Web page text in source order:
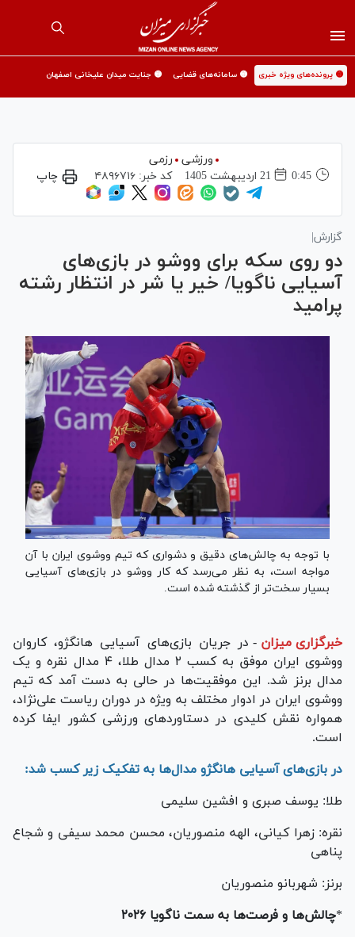
🟡 پرونده‌های ویژه خبری 🟡 سامانه‌های قضایی 🟡 جنایت میدان علیخانی اصفهان
ورزشی
رزمی
0:45
21 ارديبهشت 1405 کد خبر:۴۸۹۶۷۱۶ چاپ
گزارش|
دو روی سکه برای ووشو در بازی‌های
آسیایی ناگویا/ خیر یا شر در انتظار رشته
پرامید
با توجه به چالش‌های دقیق و دشواری که تیم ووشوی ایران با آن
مواجه است، به نظر می‌رسد که کار ووشو در بازی‌های آسیایی
بسیار سخت‌تر از گذشته شده است.
خبرگزاری میزان - در جریان بازی‌های آسیایی هانگژو، کاروان
ووشوی ایران موفق به کسب ۲ مدال طلا، ۴ مدال نقره و یک
مدال برنز شد. این موفقیت‌ها در حالی به دست آمد که تیم
ووشوی ایران در ادوار مختلف به ویژه در دوران ریاست علی‌نژاد،
همواره نقش کلیدی در دستاورد‌های ورزشی کشور ایفا کرده
است.
در بازی‌های آسیایی هانگژو مدال‌ها به تفکیک زیر کسب شد:
طلا: یوسف صبری و افشین سلیمی
نقره: زهرا کیانی، الهه منصوریان، محسن محمد سیفی و شجاع
پناهی
برنز: شهربانو منصوریان
*چالش‌ها و فرصت‌ها به سمت ناگویا ۲۰۲۶